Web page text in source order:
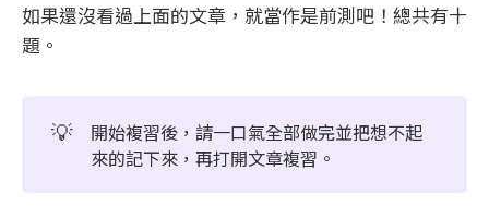
如果還沒看過上面的文章，就當作是前測吧！總共有十
題。
💡
開始複習後，請一口氣全部做完並把想不起
來的記下來，再打開文章複習。